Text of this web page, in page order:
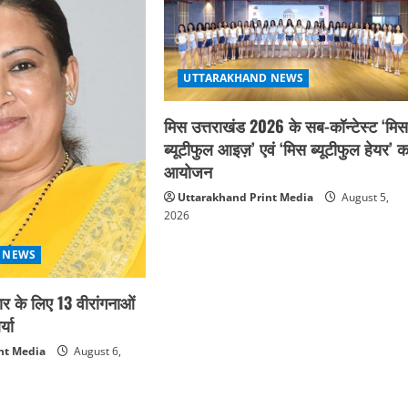
के लिए 13 वीरांगनाओं
Media
August 6,
UTTARAKHAND NEWS
मिस उत्तराखंड 2026 के सब-कॉन्टेस्ट ‘मिस
ब्यूटीफुल आइज़’ एवं ‘मिस ब्यूटीफुल हेयर’
आयोजन
Uttarakhand Print Media
August 5,
2026